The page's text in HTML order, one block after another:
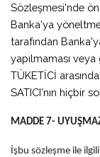
Sözleşmesi'nde
Banka'ya
tarafından
yapılmaması
TÜKETİCİ
SATICI'nın hiçbir
MADDE 7-
İşbu sözleşme ile